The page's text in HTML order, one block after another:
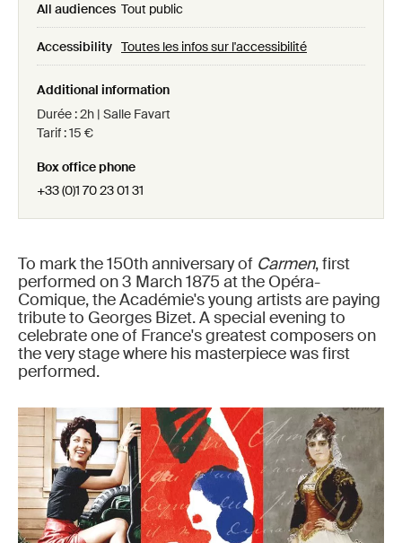
To mark the 150th anniversary of Carmen, first
performed on 3 March 1875 at the Opéra-
Comique, the Académie's young artists are paying
tribute to Georges Bizet. A special evening to
celebrate one of France's greatest composers on
the very stage where his masterpiece was first
performed.
All audiences Tout public
Accessibility Toutes les infos sur l'accessibilité
Additional information
Durée : 2h | Salle Favart
Tarif : 15 €
Box office phone
+33 (0)1 70 23 01 31